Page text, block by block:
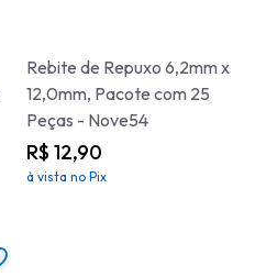
Rebite de Repuxo 6,2mm x
12,0mm, Pacote com 25
Peças - Nove54
R$ 12,90
à vista no Pix